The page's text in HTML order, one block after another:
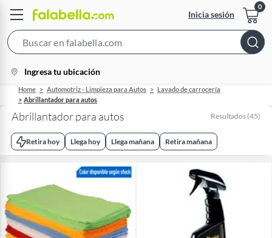
Inicia sesión
Bar
location-
icon
Ingresa tu ubicación
Home Automotriz - Limpieza para Autos
Lavado de carrocería
Abrillantador para autos
Abrillantador para autos Resultados (45)
Retira hoy Llega hoy Llega mañana Retira mañana